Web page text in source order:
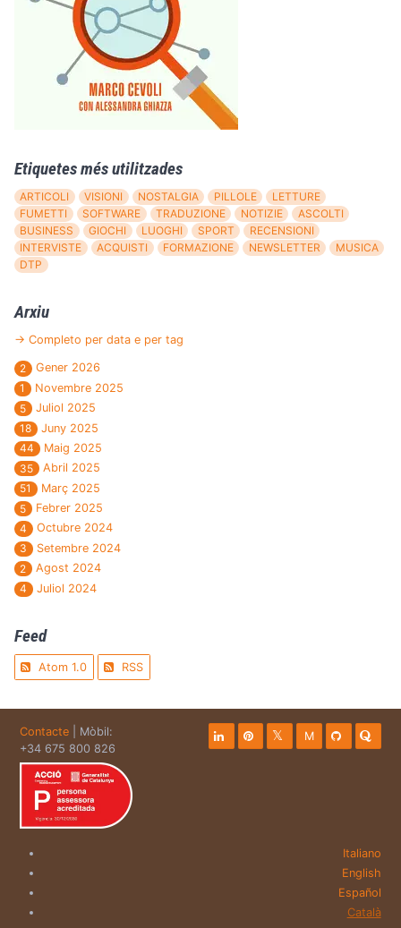
Etiquetes més utilitzades
ARTICOLI VISIONI NOSTALGIA PILLOLE
LETTURE
FUMETTI
SOFTWARE TRADUZIONE NOTIZIE
ASCOLTI
BUSINESS
GIOCHI LUOGHI SPORT
RECENSIONI
INTERVISTE
ACQUISTI FORMAZIONE NEWSLETTER
MUSICA
DTP
Arxiu
→ Completo per data e per tag
2
Gener 2026
1
Novembre 2025
5
Juliol 2025
18
Juny 2025
44
Maig 2025
35
Abril 2025
51
Març 2025
5
Febrer 2025
4
Octubre 2024
3
Setembre 2024
2
Agost 2024
4
Juliol 2024
Feed
Atom 1.0 RSS
Contacte | Mòbil:
+34 675 800 826
M
Italiano
English
Español
Català